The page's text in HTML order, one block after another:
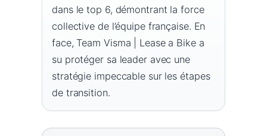
dans le top 6, démontrant la force
collective de l’équipe française. En
face, Team Visma | Lease a Bike a
su protéger sa leader avec une
stratégie impeccable sur les étapes
de transition.